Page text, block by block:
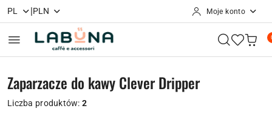
Przejdź do treści głównej
Przejdź do wyszukiwarki
Przejdź do moje konto
Przejdź do menu głównego
Przejdź do stopki
PL |PLN Moje konto
Zaparzacze do kawy Clever Dripper
Liczba produktów:2